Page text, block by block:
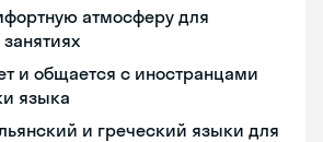
атмосферу для
и общается с иностранцами
языка
и греческий языки для